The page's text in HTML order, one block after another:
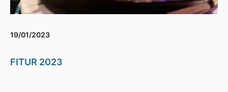
19/01/2023
FITUR 2023